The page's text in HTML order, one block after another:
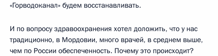
«Горводоканал» будем восстанавливать.
И по вопросу здравоохранения хотел доложить, что у нас
традиционно, в Мордовии, много врачей, в среднем выше,
чем по России обеспеченность. Почему это происходит?